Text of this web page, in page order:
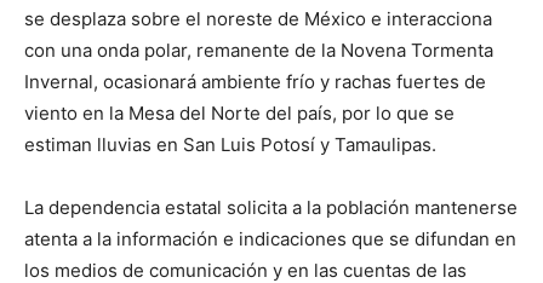
se desplaza sobre el noreste de México e interacciona
con una onda polar, remanente de la Novena Tormenta
Invernal, ocasionará ambiente frío y rachas fuertes de
viento en la Mesa del Norte del país, por lo que se
estiman lluvias en San Luis Potosí y Tamaulipas.
La dependencia estatal solicita a la población mantenerse
atenta a la información e indicaciones que se difundan en
los medios de comunicación y en las cuentas de las